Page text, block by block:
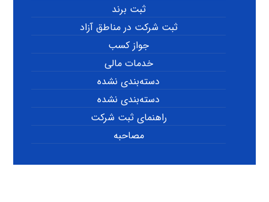
ثبت برند
ثبت شرکت در مناطق آزاد
جواز کسب
خدمات مالی
دسته‌بندی نشده
دسته‌بندی نشده
راهنمای ثبت شرکت
مصاحبه